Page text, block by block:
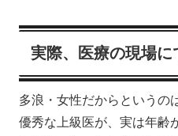
実際、医療の現場に
多浪・女性だからというの
優秀な上級医が、実は年齢